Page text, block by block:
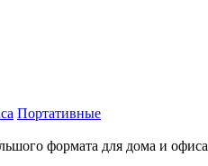
Портативные
формата для дома и офиса